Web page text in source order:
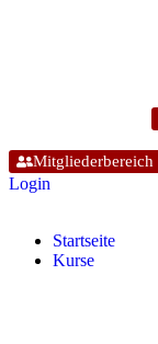
Mitgliederbereich
Login
Start­sei­te
Kur­se